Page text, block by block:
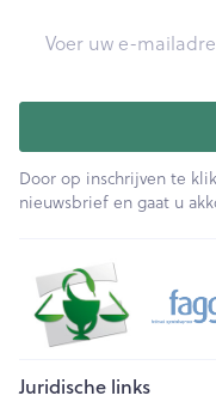
Door op inschrijven te
nieuwsbrief en gaat u
Juridische links